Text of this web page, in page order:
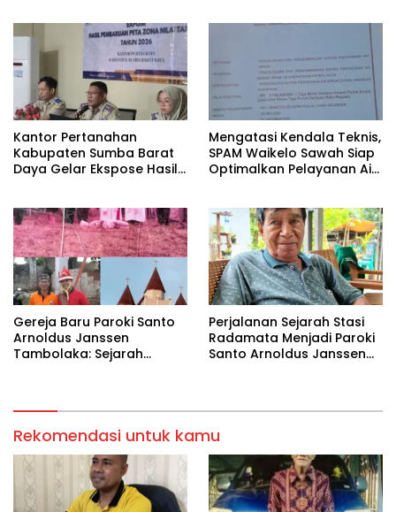
Kantor Pertanahan
Kabupaten Sumba Barat
Daya Gelar Ekspose Hasil
Mengatasi Kendala Teknis,
SPAM Waikelo Sawah Siap
Optimalkan Pelayanan Air
Gereja Baru Paroki Santo
Arnoldus Janssen
Tambolaka: Sejarah
Imam Bersama Para
Tokoh Umat
Perjalanan Sejarah Stasi
Radamata Menjadi Paroki
Santo Arnoldus Janssen
Rekomendasi untuk kamu